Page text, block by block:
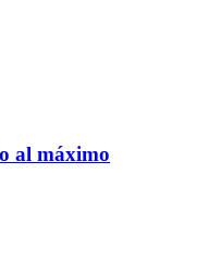
al máximo